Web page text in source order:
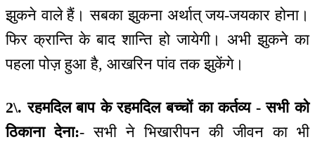
झुकने वाले हैं। सबका झुकना अर्थात् जय-जयकार होना।
फिर क्रान्ति के बाद शान्ति हो जायेगी। अभी झुकने का
पहला पोज़ हुआ है, आखरिन पांव तक झुकेंगे।
2\. रहमदिल बाप के रहमदिल बच्चों का कर्तव्य - सभी को
ठिकाना देना:- सभी ने भिखारीपन की जीवन का भी